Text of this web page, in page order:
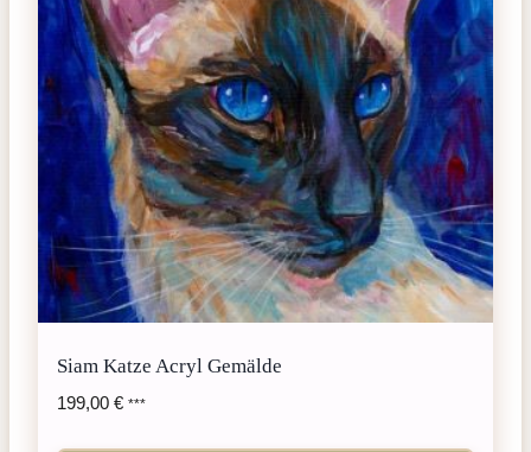
Siam Katze Acryl Gemälde
199,00 € ***